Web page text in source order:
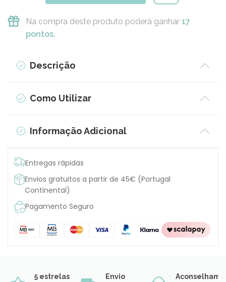
Na compra deste produto poderá ganhar 17
pontos.
Descrição
Como Utilizar
Informação Adicional
Entregas rápidas
Envios gratuitos a partir de 45€ (Portugal
Continental)
Pagamento Seguro
5 estrelas
Envio